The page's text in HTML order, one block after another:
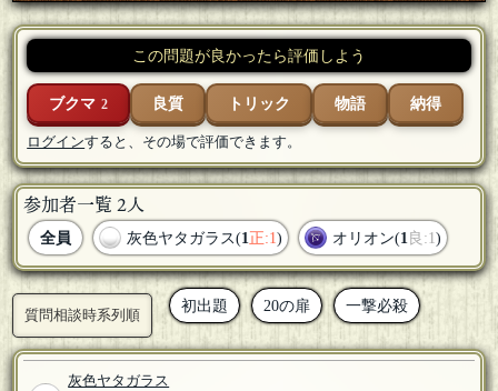
この問題が良かったら評価しよう
ブクマ 2 良質 トリック 物語 納得
ログインすると、その場で評価できます。
参加者一覧 2人
全員 灰色ヤタガラス(1正:1) オリオン(1良:1)
質問相談時系列順
初出題 20の扉 一撃必殺
灰色ヤタガラス